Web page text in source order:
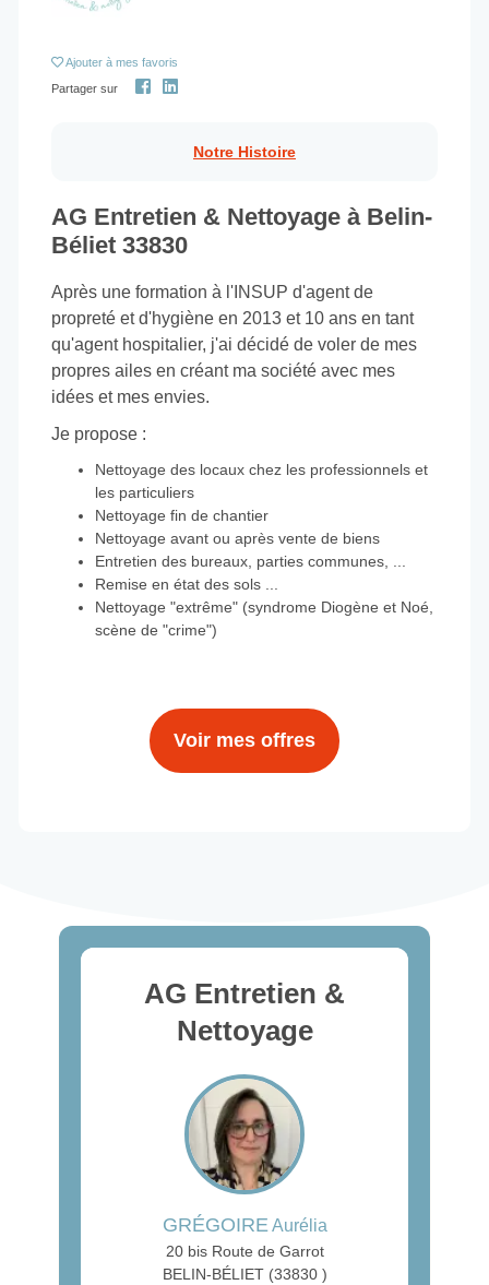
Ajouter à mes favoris
Partager sur
Notre Histoire
AG Entretien & Nettoyage à Belin-
Béliet 33830
Après une formation à l'INSUP d'agent de
propreté et d'hygiène en 2013 et 10 ans en tant
qu'agent hospitalier, j'ai décidé de voler de mes
propres ailes en créant ma société avec mes
idées et mes envies.
Je propose :
Nettoyage des locaux chez les professionnels et
les particuliers
Nettoyage fin de chantier
Nettoyage avant ou après vente de biens
Entretien des bureaux, parties communes, ...
Remise en état des sols ...
Nettoyage "extrême" (syndrome Diogène et Noé,
scène de "crime")
Voir mes offres
AG Entretien &
Nettoyage
GRÉGOIREAurélia
20 bis Route de Garrot
BELIN-BÉLIET (33830 )